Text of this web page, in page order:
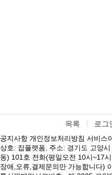
목록 로그
공지사항 개인정보처리방침 서비스
상호: 잡플랫폼, 주소: 경기도 고양
동) 101호 전화(평일오전 10시~17
장애,오류,결제문의만 가능합니다)